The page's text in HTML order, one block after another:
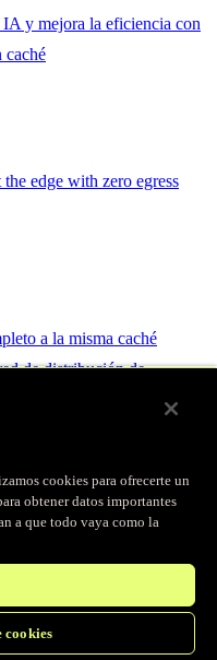
IA y mejora la eficiencia con
caché
edge with zero egress
a la misma caché
de distribución de
Fastly.
cookies para ofrecerte un
obtener datos importantes
a que todo vaya como la
cookies